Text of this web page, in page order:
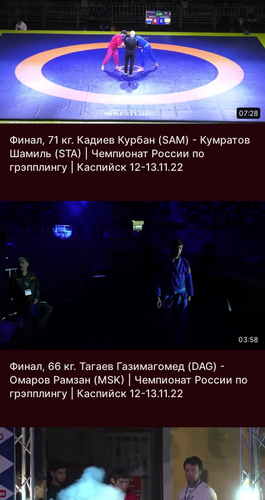
07:28
Финал, 71 кг. Кадиев Курбан (SAM) - Кумратов
Шамиль (STA) | Чемпионат России по
грэпплингу | Каспийск 12-13.11.22
03:58
Финал, 66 кг. Тагаев Газимагомед (DAG) -
Омаров Рамзан (MSK) | Чемпионат России по
грэпплингу | Каспийск 12-13.11.22